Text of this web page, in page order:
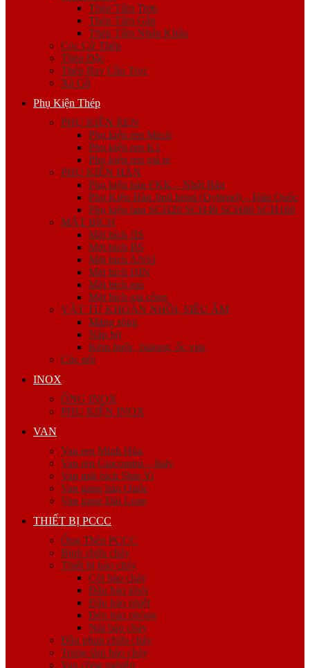
Thép Tấm Trơn
Thép Tấm Gân
Thép Tấm Nhập Khẩu
Cọc Cừ Thép
Thép Đặc
Thép Ray Cầu Trục
Xà Gồ
Phụ Kiện Thép
PHỤ KIỆN REN
Phụ kiện ren Mech
Phụ kiện ren K1
Phụ kiện ren giá rẻ
PHỤ KIỆN HÀN
Phụ kiện hàn FKK – Nhật Bản
Phụ Kiện Hàn Jinil bend (Dybend) – Hàn Quốc
Phụ kiện hàn SCH20 SCH40 SCH80 SCH160
MẶT BÍCH
Mặt bích JIS
Mặt bích BS
Mặt bích ANSI
Mặt bích DIN
Mặt bích mù
Mặt bích gia công
VẬT TƯ KHOAN NHỒI, SIÊU ÂM
Măng sông
Nắp bịt
Kẽm buộc, bulong, ốc viss
Cóc nối
INOX
ỐNG INOX
PHỤ KIỆN INOX
VAN
Van ren Minh Hòa
Van ren Giacomini – Italy
Van mặt bích Shin Yi
Van gang hàn Quốc
Van gang Đài Loan
THIẾT BỊ PCCC
Ống Thép PCCC
Bình chữa cháy
Thiết bị báo cháy
Còi báo cháy
Đầu báo khói
Đầu báo nhiệt
Đèn báo phòng
Nút báo cháy
Đầu phun chữa cháy
Trung tâm báo cháy
Van công nghiệp